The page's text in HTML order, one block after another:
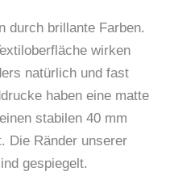
durch brillante Farben.
wirken
natürlich und fast
haben eine matte
stabilen 40 mm
Die Ränder unserer
gespiegelt.